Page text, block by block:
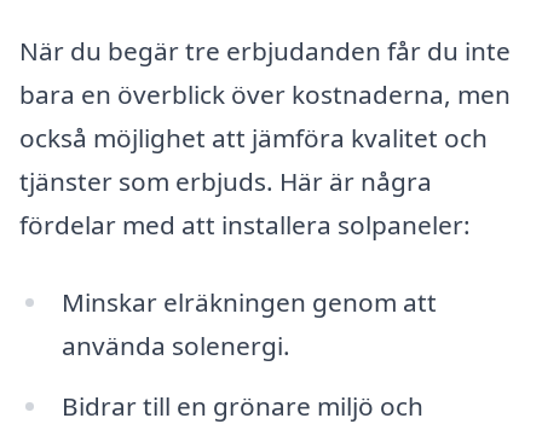
När du begär tre erbjudanden får du inte
bara en överblick över kostnaderna, men
också möjlighet att jämföra kvalitet och
tjänster som erbjuds. Här är några
fördelar med att installera solpaneler:
Minskar elräkningen genom att
använda solenergi.
Bidrar till en grönare miljö och